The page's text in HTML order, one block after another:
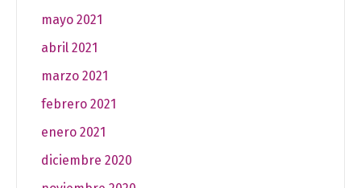
mayo 2021
abril 2021
marzo 2021
febrero 2021
enero 2021
diciembre 2020